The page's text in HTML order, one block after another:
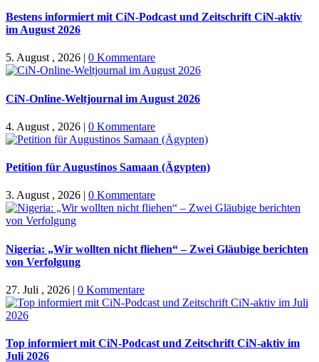
Bestens informiert mit CiN-Podcast und Zeitschrift CiN-aktiv
im August 2026
5. August , 2026 | 0 Kommentare
CiN-Online-Weltjournal im August 2026
4. August , 2026 | 0 Kommentare
Petition für Augustinos Samaan (Ägypten)
3. August , 2026 | 0 Kommentare
Nigeria: „Wir wollten nicht fliehen“ – Zwei Gläubige berichten
von Verfolgung
27. Juli , 2026 | 0 Kommentare
Top informiert mit CiN-Podcast und Zeitschrift CiN-aktiv im
Juli 2026